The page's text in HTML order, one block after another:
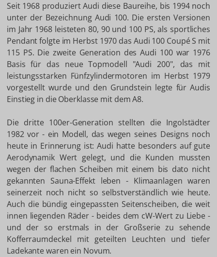
Seit 1968 produziert Audi diese Baureihe, bis 1994 noch
unter der Bezeichnung Audi 100. Die ersten Versionen
im Jahr 1968 leisteten 80, 90 und 100 PS, als sportliches
Pendant folgte im Herbst 1970 das Audi 100 Coupé S mit
115 PS. Die zweite Generation des Audi 100 war 1976
Basis für das neue Topmodell "Audi 200", das mit
leistungsstarken Fünfzylindermotoren im Herbst 1979
vorgestellt wurde und den Grundstein legte für Audis
Einstieg in die Oberklasse mit dem A8.
Die dritte 100er-Generation stellten die Ingolstädter
1982 vor - ein Modell, das wegen seines Designs noch
heute in Erinnerung ist: Audi hatte besonders auf gute
Aerodynamik Wert gelegt, und die Kunden mussten
wegen der flachen Scheiben mit einem bis dato nicht
gekannten Sauna-Effekt leben - Klimaanlagen waren
seinerzeit noch nicht so selbstverständlich wie heute.
Auch die bündig eingepassten Seitenscheiben, die weit
innen liegenden Räder - beides dem cW-Wert zu Liebe -
und der so erstmals in der Großserie zu sehende
Kofferraumdeckel mit geteilten Leuchten und tiefer
Ladekante waren ein Novum.